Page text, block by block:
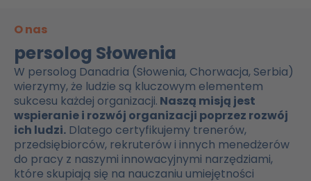
O nas
persolog Słowenia
W persolog Danadria (Słowenia, Chorwacja, Serbia)
wierzymy, że ludzie są kluczowym elementem
sukcesu każdej organizacji. Naszą misją jest
wspieranie i rozwój organizacji poprzez rozwój
ich ludzi. Dlatego certyfikujemy trenerów,
przedsiębiorców, rekruterów i innych menedżerów
do pracy z naszymi innowacyjnymi narzędziami,
które skupiają się na nauczaniu umiejętności